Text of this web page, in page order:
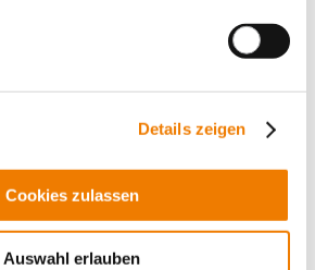
Details zeigen
Cookies zulassen
Auswahl erlauben